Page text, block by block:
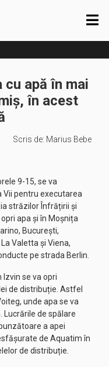
apă în mai
în acest
Scris de: Marius Bebe
9-15, se va
pentru executarea
străzilor Înfrățirii și
apa și în Moșnița
București,
Valetta și Viena,
pe strada Berlin.
Izvin se va opri
de distribuție. Astfel
unde apa se va
Lucrările de spălare
a apei
de Aquatim în
de distribuție.